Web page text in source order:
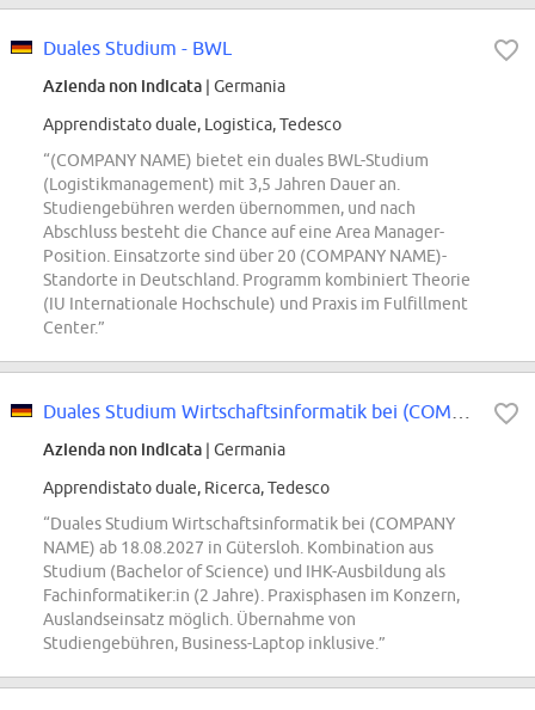
Duales Studium - BWL
Azienda non indicata | Germania
Apprendistato duale, Logistica, Tedesco
“(COMPANY NAME) bietet ein duales BWL-Studium
(Logistikmanagement) mit 3,5 Jahren Dauer an.
Studiengebühren werden übernommen, und nach
Abschluss besteht die Chance auf eine Area Manager-
Position. Einsatzorte sind über 20 (COMPANY NAME)-
Standorte in Deutschland. Programm kombiniert Theorie
(IU Internationale Hochschule) und Praxis im Fulfillment
Center.”
Azienda non indicata | Germania
Apprendistato duale, Ricerca, Tedesco
“Duales Studium Wirtschaftsinformatik bei (COMPANY
NAME) ab 18.08.2027 in Gütersloh. Kombination aus
Studium (Bachelor of Science) und IHK-Ausbildung als
Fachinformatiker:in (2 Jahre). Praxisphasen im Konzern,
Auslandseinsatz möglich. Übernahme von
Studiengebühren, Business-Laptop inklusive.”